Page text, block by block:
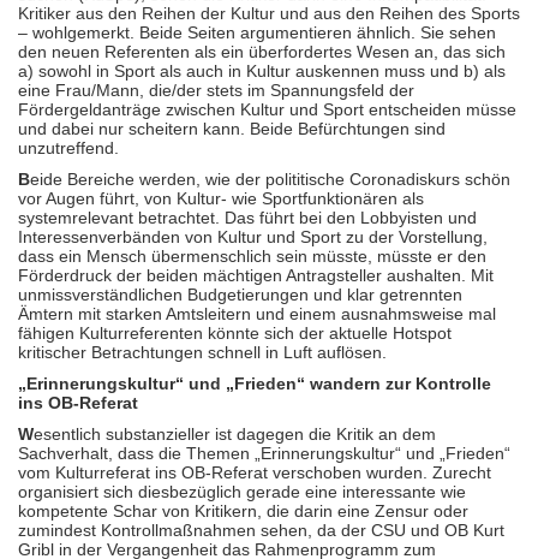
Kritiker aus den Reihen der Kultur und aus den Reihen des Sports
– wohlgemerkt. Beide Seiten argumentieren ähnlich. Sie sehen
den neuen Referenten als ein überfordertes Wesen an, das sich
a) sowohl in Sport als auch in Kultur auskennen muss und b) als
eine Frau/Mann, die/der stets im Spannungsfeld der
Fördergeldanträge zwischen Kultur und Sport entscheiden müsse
und dabei nur scheitern kann. Beide Befürchtungen sind
unzutreffend.
Beide Bereiche werden, wie der polititische Coronadiskurs schön
vor Augen führt, von Kultur- wie Sportfunktionären als
systemrelevant betrachtet. Das führt bei den Lobbyisten und
Interessenverbänden von Kultur und Sport zu der Vorstellung,
dass ein Mensch übermenschlich sein müsste, müsste er den
Förderdruck der beiden mächtigen Antragsteller aushalten. Mit
unmissverständlichen Budgetierungen und klar getrennten
Ämtern mit starken Amtsleitern und einem ausnahmsweise mal
fähigen Kulturreferenten könnte sich der aktuelle Hotspot
kritischer Betrachtungen schnell in Luft auflösen.
„Erinnerungskultur“ und „Frieden“ wandern zur Kontrolle
ins OB-Referat
Wesentlich substanzieller ist dagegen die Kritik an dem
Sachverhalt, dass die Themen „Erinnerungskultur“ und „Frieden“
vom Kulturreferat ins OB-Referat verschoben wurden. Zurecht
organisiert sich diesbezüglich gerade eine interessante wie
kompetente Schar von Kritikern, die darin eine Zensur oder
zumindest Kontrollmaßnahmen sehen, da der CSU und OB Kurt
Gribl in der Vergangenheit das Rahmenprogramm zum